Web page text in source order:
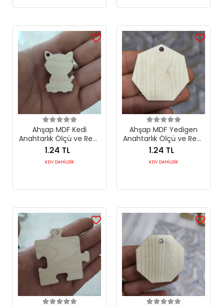
Ahşap MDF Kedi
Anahtarlık Ölçü ve Renk
Seçimli
1.24 TL
KDV DAHİLDİR
Ahşap MDF Yedigen
Anahtarlık Ölçü ve Renk
Seçimli
1.24 TL
KDV DAHİLDİR